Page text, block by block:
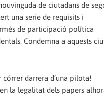
de ciutadans de
una serie de requisits i
de participació política
Condemna a aquests
córrer darrera d’una pilota!
la legalitat dels papers